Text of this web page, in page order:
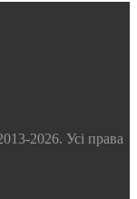
2026. Усі права